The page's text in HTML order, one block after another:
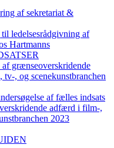
af sekretariat &
ledelsesrådgivning af
Hartmanns
af grænseoverskridende
, og scenekunstbranchen
af fælles indsats
adfærd i film-,
2023